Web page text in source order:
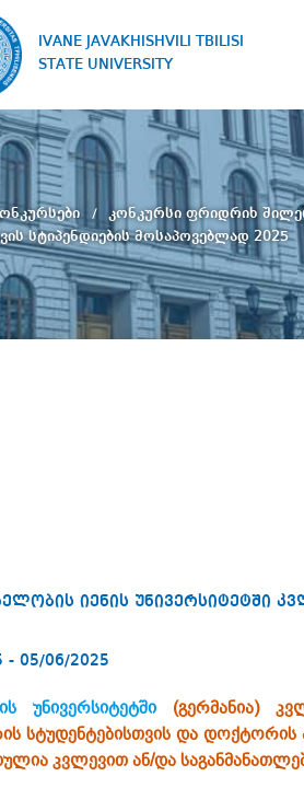
IVANE JAVAKHISHVILI TBILISI
STATE UNIVERSITY
კონკურსი ფრიდრიხ
სტიპენდიების მოსაპოვებლად 2025
იენის უნივერსიტეტში
- 05/06/2025
უნივერსიტეტში (გერმანია)
სტუდენტებისთვის და დოქტორის
კვლევით ან/და